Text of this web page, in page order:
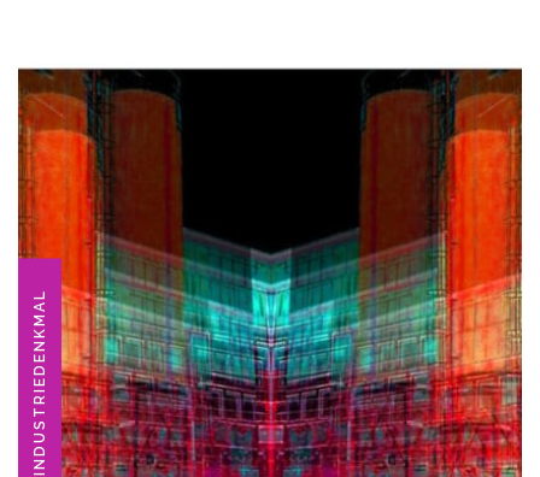
INDUSTRIEDENKMAL